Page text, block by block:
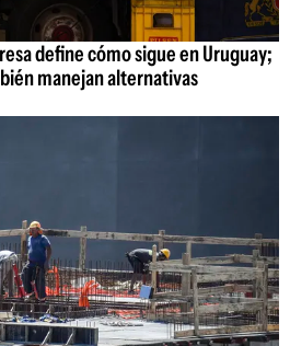
define cómo sigue en Uruguay;
manejan alternativas